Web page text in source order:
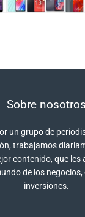
Sobre nosotros
un grupo de
trabajamos
contenido, que les
de los
inversiones.